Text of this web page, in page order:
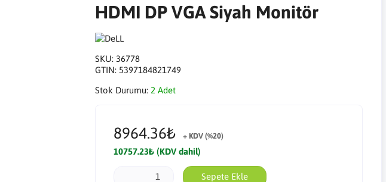
HDMI DP VGA Siyah Monitör
SKU: 36778
GTIN: 5397184821749
Stok Durumu: 2 Adet
8964.36₺ + KDV (%20)
10757.23₺ (KDV dahil)
Sepete Ekle